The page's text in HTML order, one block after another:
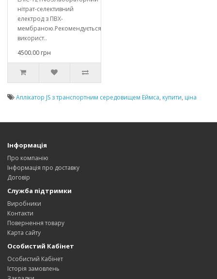
нітрат-селективний
електрод з ПВХ-
мембраною.Рекомендується
використ..
4500.00 грн
Аплікатор JS з транспортним середовищем Еймса, купити, ціна
Інформація
Про компанію
Інформація про доставку
Договір
Служба підтримки
Виробники
Контакти
Повернення товару
Карта сайту
Особистий Кабінет
Особистий Кабінет
Історія замовлень